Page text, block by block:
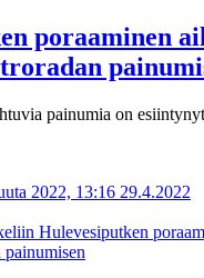
poraaminen
painumia on
2022, 13:16 29.4.2022
Hulevesiputken